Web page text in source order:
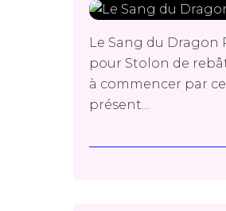
Le Sang du Dragon
pour Stolon de
à commencer par
présent...